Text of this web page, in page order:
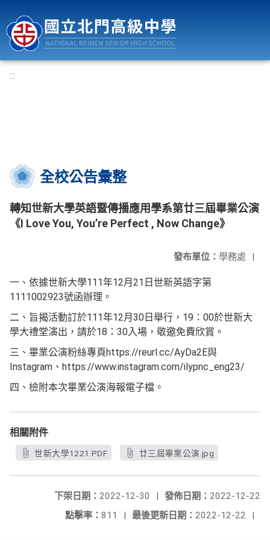
:::
全校公告彙整
轉知世新大學英語暨傳播應用學系第廿三屆畢業公演
《I Love You, You’re Perfect , Now Change》
發布單位： 學務處 |
一、依據世新大學111年12月21日世新英語字第
1111002923號函辦理。
二、旨揭活動訂於111年12月30日舉行，19：00於世新大
學大禮堂演出，請於18：30入場，敬邀免費欣賞。
三、畢業公演粉絲專頁https://reurl.cc/AyDa2E與
Instagram、https://www.instagram.com/ilypnc_eng23/
四、檢附本次畢業公演海報電子檔。
相關附件
世新大學1221.PDF 廿三屆畢業公演.jpg
發佈日期： 2022-12-22
下架日期： 2022-12-30
|
最後更新日期： 2022-12-22 |
點擊率： 811 |